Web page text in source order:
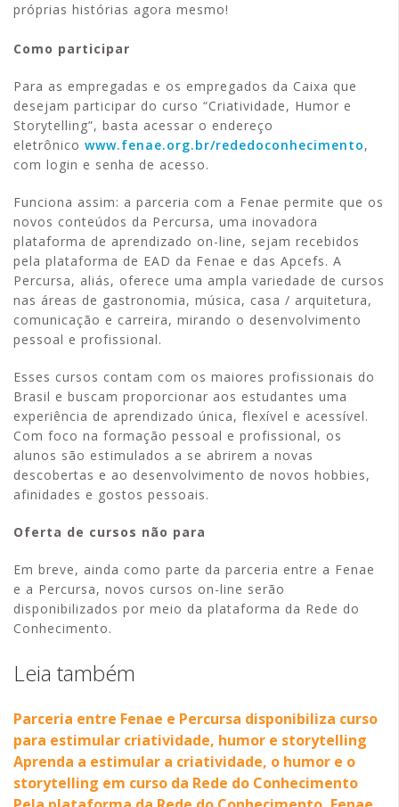
próprias histórias agora mesmo!
Como participar
Para as empregadas e os empregados da Caixa que
desejam participar do curso “Criatividade, Humor e
Storytelling”, basta acessar o endereço
eletrônico www.fenae.org.br/rededoconhecimento,
com login e senha de acesso.
Funciona assim: a parceria com a Fenae permite que os
novos conteúdos da Percursa, uma inovadora
plataforma de aprendizado on-line, sejam recebidos
pela plataforma de EAD da Fenae e das Apcefs. A
Percursa, aliás, oferece uma ampla variedade de cursos
nas áreas de gastronomia, música, casa / arquitetura,
comunicação e carreira, mirando o desenvolvimento
pessoal e profissional.
Esses cursos contam com os maiores profissionais do
Brasil e buscam proporcionar aos estudantes uma
experiência de aprendizado única, flexível e acessível.
Com foco na formação pessoal e profissional, os
alunos são estimulados a se abrirem a novas
descobertas e ao desenvolvimento de novos hobbies,
afinidades e gostos pessoais.
Oferta de cursos não para
Em breve, ainda como parte da parceria entre a Fenae
e a Percursa, novos cursos on-line serão
disponibilizados por meio da plataforma da Rede do
Conhecimento.
Leia também
Parceria entre Fenae e Percursa disponibiliza curso
para estimular criatividade, humor e storytelling
Aprenda a estimular a criatividade, o humor e o
storytelling em curso da Rede do Conhecimento